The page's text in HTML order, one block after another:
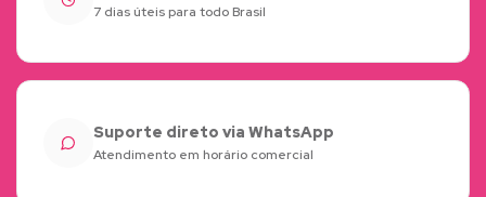
7 dias úteis para todo Brasil
Suporte direto via WhatsApp
Atendimento em horário comercial